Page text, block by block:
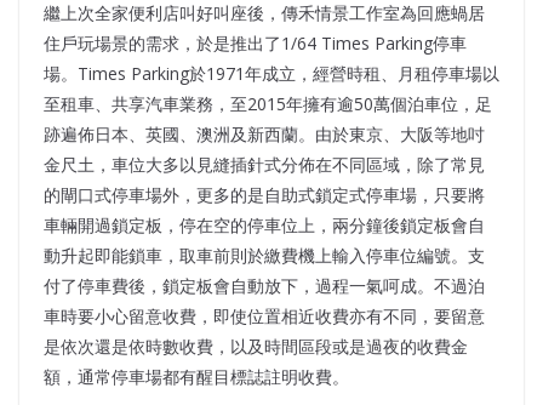
繼上次全家便利店叫好叫座後，傳禾情景工作室為回應蝸居
住戶玩場景的需求，於是推出了1/64 Times Parking停車
場。Times Parking於1971年成立，經營時租、月租停車場以
至租車、共享汽車業務，至2015年擁有逾50萬個泊車位，足
跡遍佈日本、英國、澳洲及新西蘭。由於東京、大阪等地吋
金尺土，車位大多以見縫插針式分佈在不同區域，除了常見
的閘口式停車場外，更多的是自助式鎖定式停車場，只要將
車輛開過鎖定板，停在空的停車位上，兩分鐘後鎖定板會自
動升起即能鎖車，取車前則於繳費機上輸入停車位編號。支
付了停車費後，鎖定板會自動放下，過程一氣呵成。不過泊
車時要小心留意收費，即使位置相近收費亦有不同，要留意
是依次還是依時數收費，以及時間區段或是過夜的收費金
額，通常停車場都有醒目標誌註明收費。